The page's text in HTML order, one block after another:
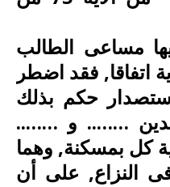
مساعى الطالب
اتفاقا, فقد اضطر
حكم بذلك
…….. و ……..
كل بمسكنة, وهما
النزاع, على أن